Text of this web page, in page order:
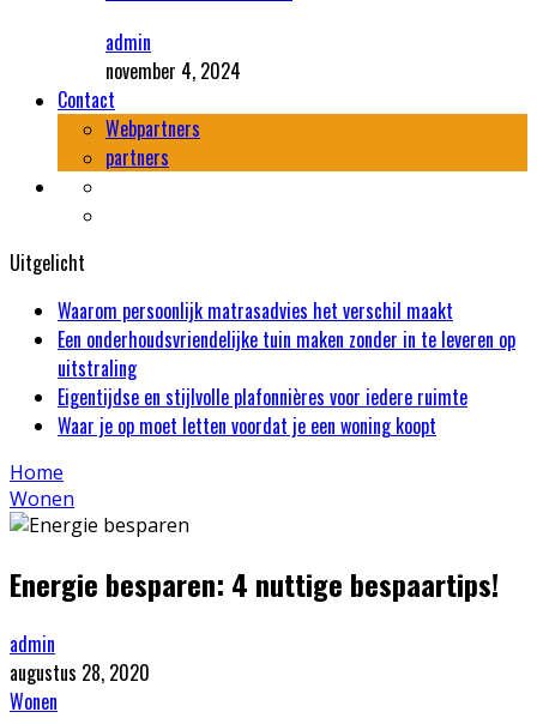
admin
november 4, 2024
Contact
Webpartners
partners
Uitgelicht
Waarom persoonlijk matrasadvies het verschil maakt
Een onderhoudsvriendelijke tuin maken zonder in te leveren op
uitstraling
Eigentijdse en stijlvolle plafonnières voor iedere ruimte
Waar je op moet letten voordat je een woning koopt
Home
Wonen
Energie besparen: 4 nuttige bespaartips!
admin
augustus 28, 2020
Wonen